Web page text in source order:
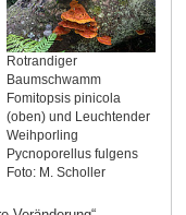
Rotrandiger
Baumschwamm
Fomitopsis pinicola
(oben) und Leuchtender
Weihporling
Pycnoporellus fulgens
Foto: M. Scholler